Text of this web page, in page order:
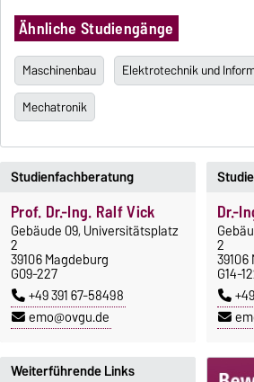
Ähnliche Studiengänge
Maschinenbau
Elektrotechnik und
Mechatronik
Weiterführende Links
Studienfachberatung
Prof. Dr.-Ing. Ralf Vick
Gebäude 09, Universitätsplatz
2
39106 Magdeburg
G09-227
+49 391 67-58498
emo@ovgu.de
Dr.-
2
G14-